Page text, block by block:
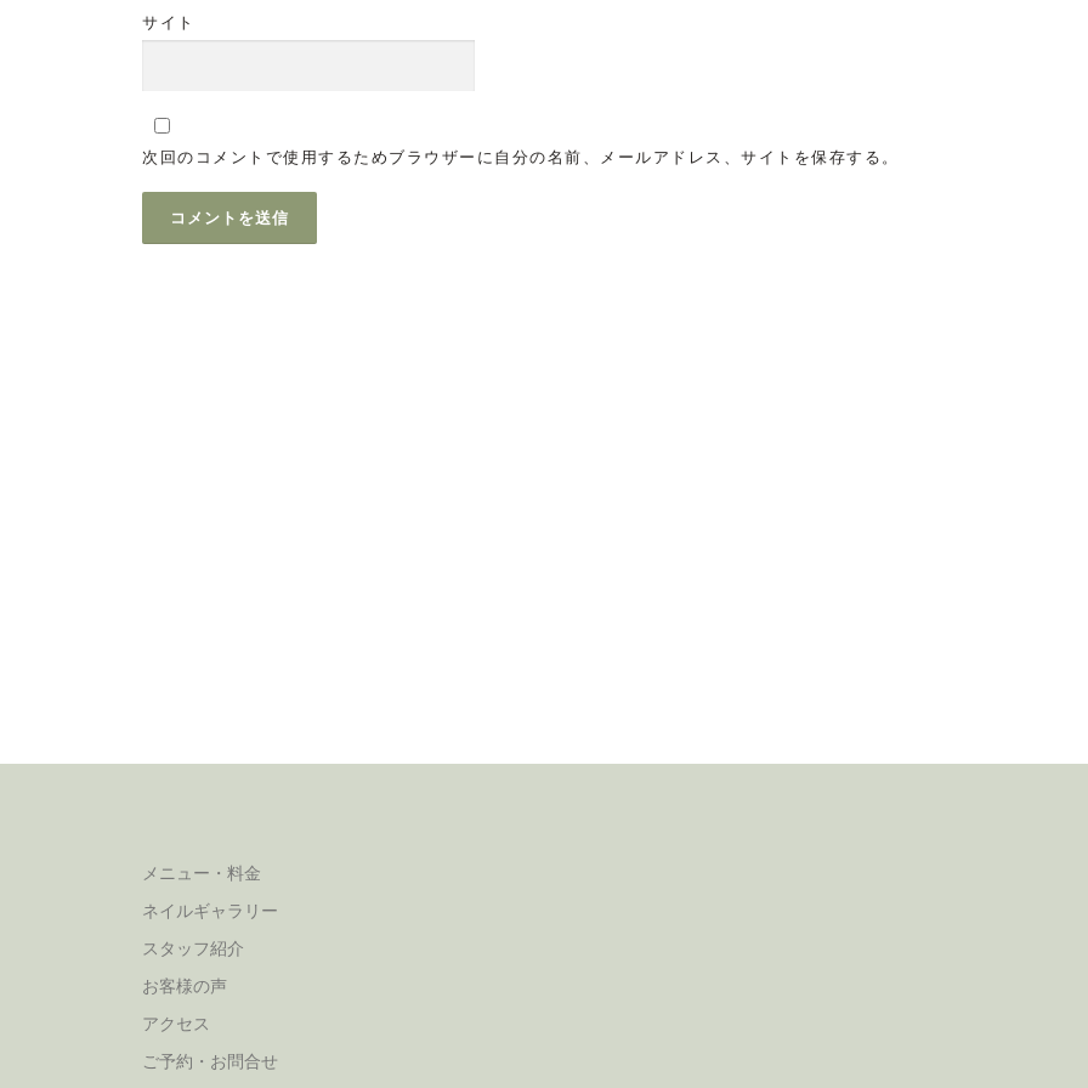
サイト
次回のコメントで使用するためブラウザーに自分の名前、メールアドレス、サイトを保存する。
メニュー・料金
ネイルギャラリー
スタッフ紹介
お客様の声
アクセス
ご予約・お問合せ